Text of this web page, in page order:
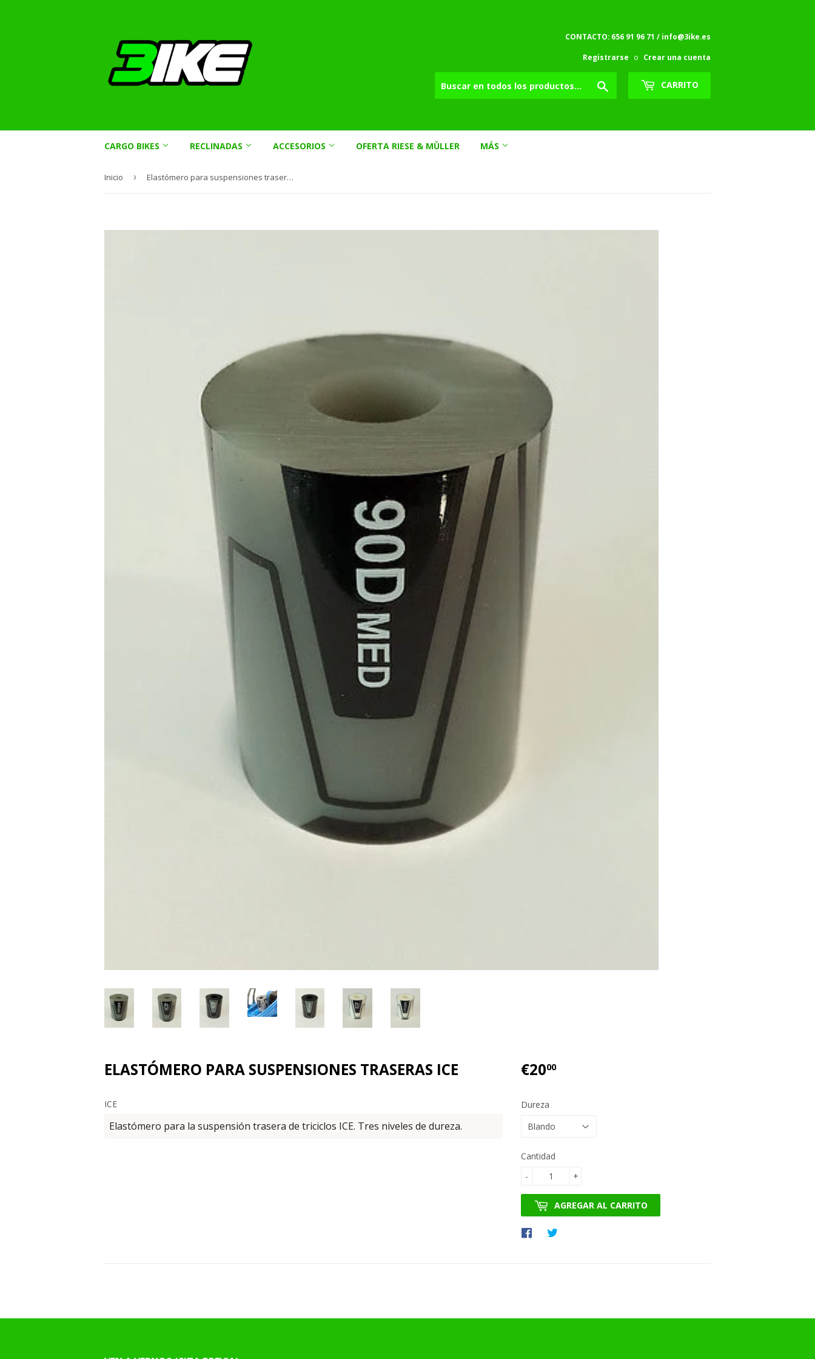
CONTACTO: 656 91 96 71 / info@3ike.es
Registrarse o Crear una cuenta
CARRITO
CARGO BIKES RECLINADAS ACCESORIOS OFERTA RIESE & MÜLLER MÁS
Inicio › Elastómero para suspensiones traseras ICE
ELASTÓMERO PARA SUSPENSIONES TRASERAS ICE
ICE
Elastómero para la suspensión trasera de triciclos ICE. Tres niveles de dureza.
€2000€20.00
Dureza
Cantidad
+
-
AGREGAR AL CARRITO
Compartir